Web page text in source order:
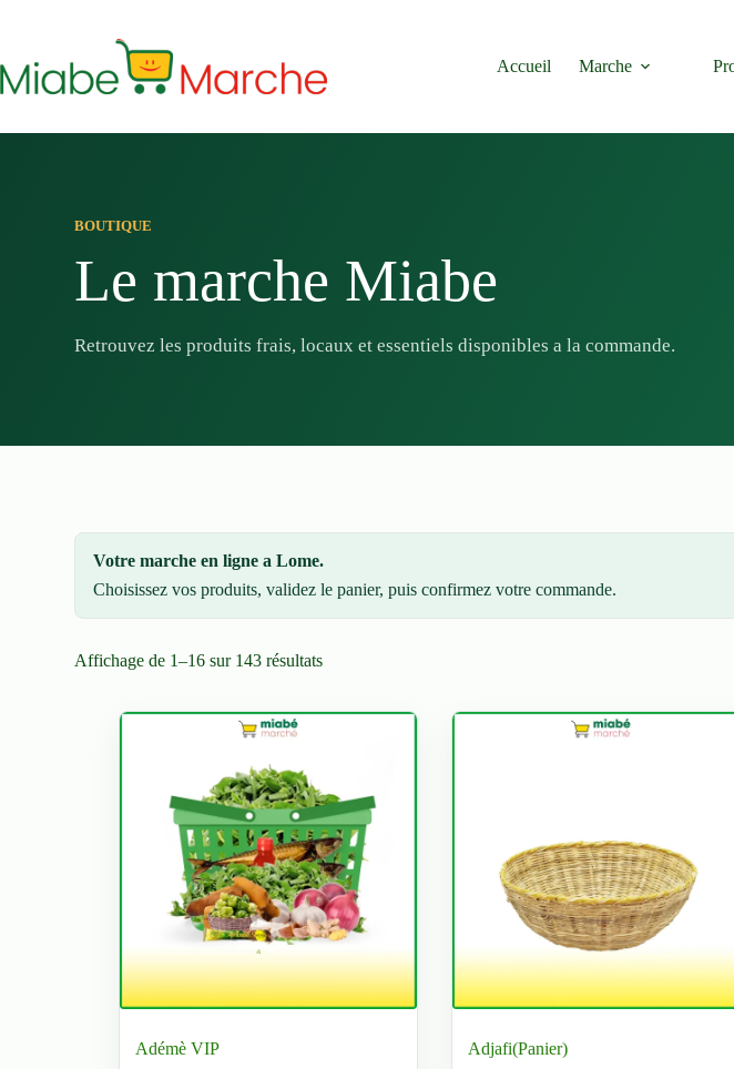
Accueil
Marche
BOUTIQUE
Le marche Miabe
Retrouvez les produits frais, locaux et essentiels disponibles a la commande.
Votre marche en ligne a Lome.
Choisissez vos produits, validez le panier, puis confirmez votre commande.
Affichage de 1–16 sur 143 résultats
Adémè VIP
Adjafi(Panier)